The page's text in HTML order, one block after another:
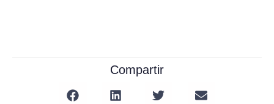
Compartir